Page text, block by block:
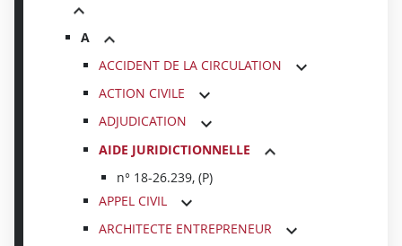
A
ACCIDENT DE LA CIRCULATION
ACTION CIVILE
ADJUDICATION
AIDE JURIDICTIONNELLE
n° 18-26.239, (P)
APPEL CIVIL
ARCHITECTE ENTREPRENEUR